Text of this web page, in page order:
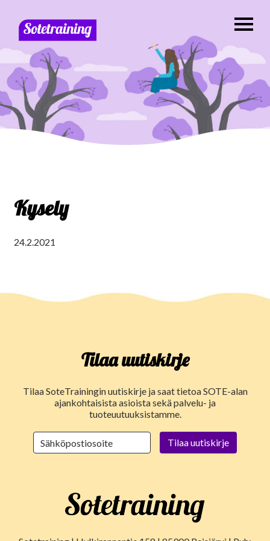
Kysely
24.2.2021
Tilaa uutiskirje
Tilaa SoteTrainingin uutiskirje ja saat tietoa SOTE-alan
ajankohtaisista asioista sekä palvelu- ja
tuoteuutuuksistamme.